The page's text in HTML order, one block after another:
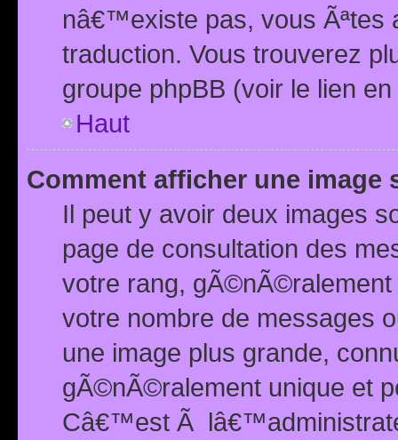
nâ€™existe pas, vous Ãªtes
traduction. Vous trouverez
groupe phpBB (voir le lien
Haut
Comment afficher une image
Il peut y avoir deux images
page de consultation des
votre rang,
votre nombre de messages
une image plus grande,
gÃ©nÃ©ralement unique et
Câ€™est Ã